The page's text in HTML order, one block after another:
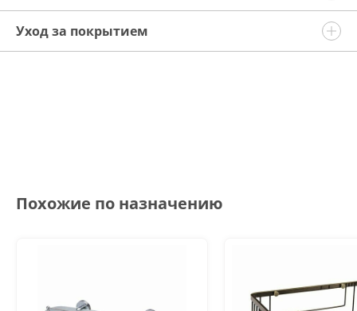
Уход за покрытием
Похожие по назначению